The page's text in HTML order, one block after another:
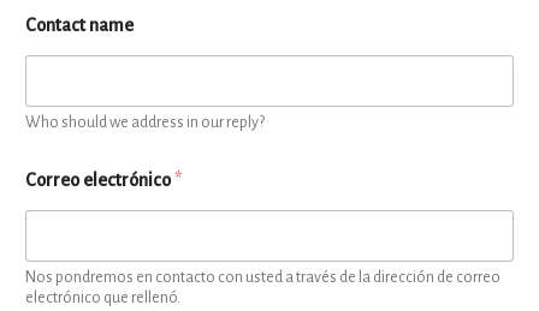
Contact name
Who should we address in our reply?
Correo electrónico*
Nos pondremos en contacto con usted a través de la dirección de correo
electrónico que rellenó.